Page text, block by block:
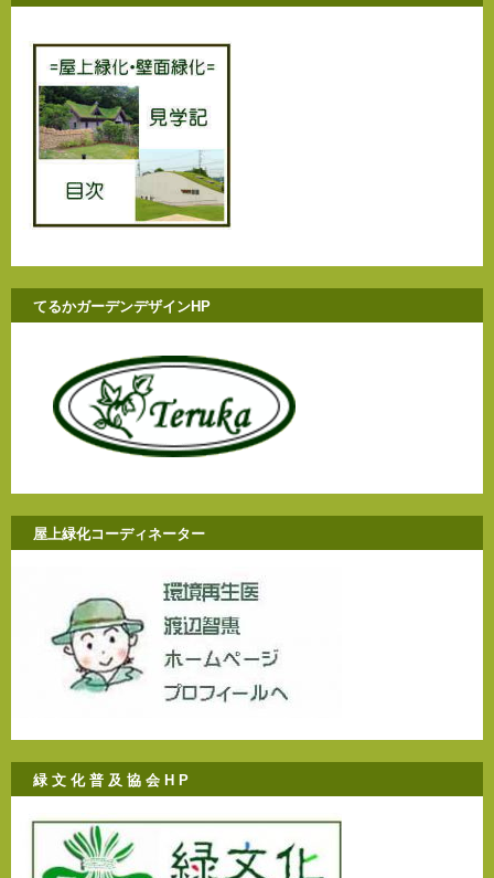
てるかガーデンデザインHP
屋上緑化コーディネーター
緑 文 化 普 及 協 会 H P